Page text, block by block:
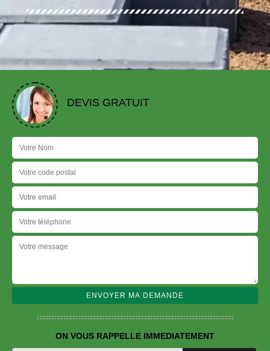
DEVIS GRATUIT
ON VOUS RAPPELLE IMMEDIATEMENT